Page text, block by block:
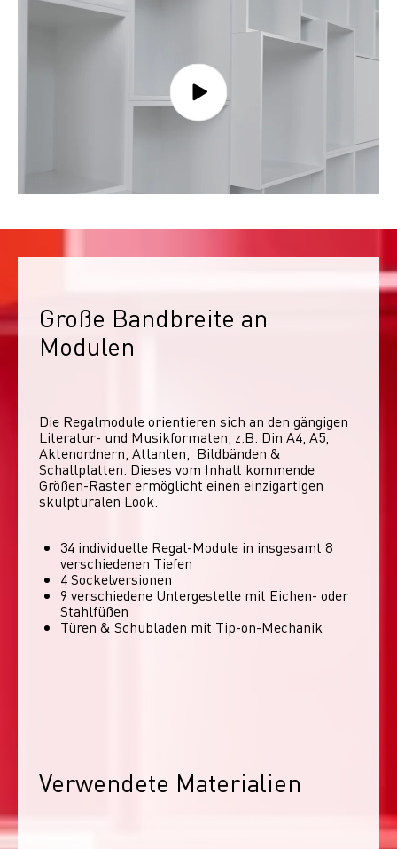
Große Bandbreite an
Modulen
Die Regalmodule orientieren sich an den gängigen
Literatur- und Musikformaten, z.B. Din A4, A5,
Aktenordnern, Atlanten,  Bildbänden &
Schallplatten. Dieses vom Inhalt kommende
Größen-Raster ermöglicht einen einzigartigen
skulpturalen Look.
34 individuelle Regal-Module​ in insgesamt 8
verschiedenen Tiefen
4 Sockelversionen​
9 verschiedene Untergestelle mit Eichen- oder
Stahlfüßen
Türen & Schubladen mit Tip-on-Mechanik
Verwendete Materialien